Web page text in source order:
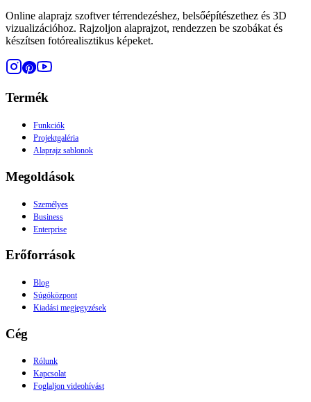
Online alaprajz szoftver térrendezéshez, belsőépítészethez és 3D
vizualizációhoz. Rajzoljon alaprajzot, rendezzen be szobákat és
készítsen fotórealisztikus képeket.
Termék
Funkciók
Projektgaléria
Alaprajz sablonok
Megoldások
Személyes
Business
Enterprise
Erőforrások
Blog
Súgóközpont
Kiadási megjegyzések
Cég
Rólunk
Kapcsolat
Foglaljon videohívást